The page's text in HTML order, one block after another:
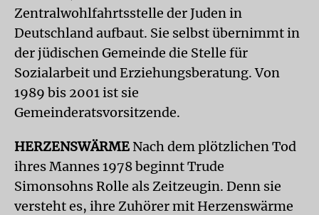
Zentralwohlfahrtsstelle der Juden in
Deutschland aufbaut. Sie selbst übernimmt in
der jüdischen Gemeinde die Stelle für
Sozialarbeit und Erziehungsberatung. Von
1989 bis 2001 ist sie
Gemeinderatsvorsitzende.
HERZENSWÄRME Nach dem plötzlichen Tod
ihres Mannes 1978 beginnt Trude
Simonsohns Rolle als Zeitzeugin. Denn sie
versteht es, ihre Zuhörer mit Herzenswärme